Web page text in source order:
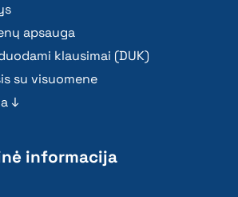
apsauga
klausimai (DUK)
su visuomene
↓
informacija